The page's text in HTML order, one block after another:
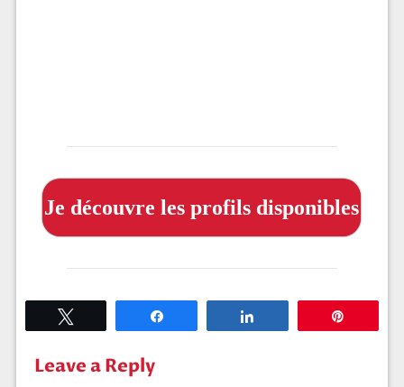
Je découvre les profils disponibles
Leave a Reply